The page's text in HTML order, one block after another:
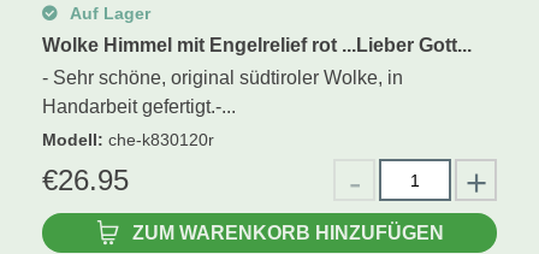
Auf Lager
Wolke Himmel mit Engelrelief rot ...Lieber Gott...
- Sehr schöne, original südtiroler Wolke, in
Handarbeit gefertigt.-...
Modell: che-k830120r
€26.95
ZUM WARENKORB HINZUFÜGEN